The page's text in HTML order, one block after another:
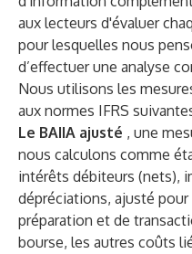
aux lecteurs d'évaluer
pour lesquelles nous
d’effectuer une analyse
Nous utilisons les
aux normes IFRS
Le BAIIA ajusté , une
nous calculons comme
intérêts débiteurs (nets),
dépréciations, ajusté
préparation et de
bourse, les autres coûts